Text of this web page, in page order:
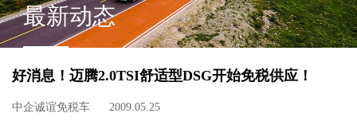
最新动态
好消息！迈腾2.0TSI舒适型DSG开始免税供应！
中企诚谊免税车 2009.05.25